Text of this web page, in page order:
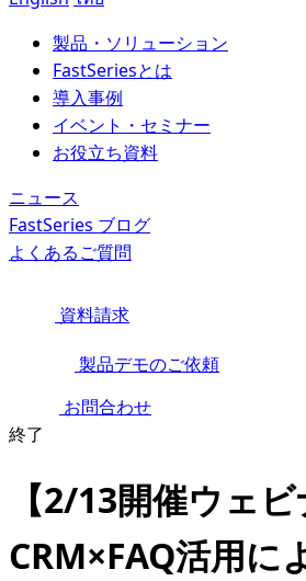
製品・ソリューション
FastSeriesとは
導入事例
イベント・セミナー
お役立ち資料
ニュース
FastSeries ブログ
よくあるご質問
資料請求
製品デモのご依頼
お問合わせ
終了
【2/13開催ウェビ
CRM×FAQ活用に